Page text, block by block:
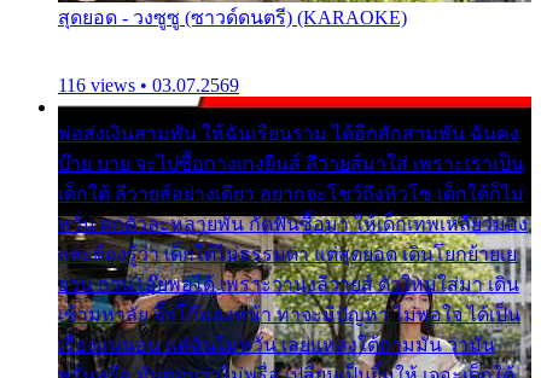
สุดยอด - วงซูซู (ซาวด์ดนตรี) (KARAOKE)
116 views • 03.07.2569
พ่อส่งเงินสามพัน ให้ฉันเรียนราม ได้อีกสักสามพัน ฉันคง
บ๊าย บาย จะไปซื้อกางเกงยีนส์ ลีวายส์มาใส่ เพราะเราเป็น
เด็กใต้ ลีวายส์อย่างเดียว อยากจะโชว์ถึงหิวโซ เด็กใต้ก็ไม่
หวั่น ตกตัวละหลายพัน กัดฟันซื้อมา ให้เด็กเทพเหลียวมอง
และต้องรู้ว่า เด็กใต้ไม่ธรรมดา แต่สุดยอด เดินโยกย้ายเย
ยวน กวนโอ๊ยพอได้ เพราะว่านุ่งลีวายส์ ตัวใหม่ใส่มา เดิน
เข้ามหาลัย จิ๊กโก๊มองหน้า ท่าจะมีปัญหา ไม่พอใจ ได้เป็น
เรื่องแน่นอน แต่ฉันไม่หวั่น เลยแหลงใต้ถามมัน ว่ามัน